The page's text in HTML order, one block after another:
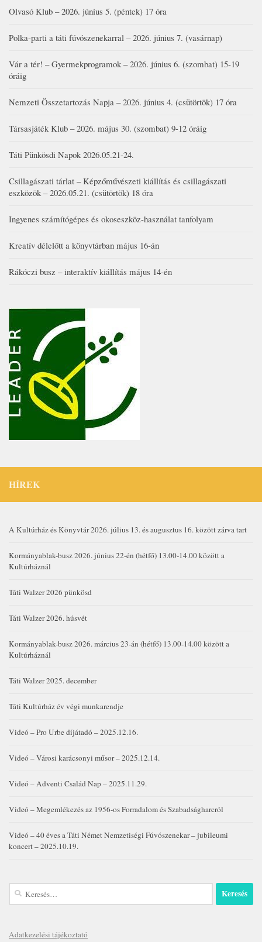
Olvasó Klub – 2026. június 5. (péntek) 17 óra
Polka-parti a táti fúvószenekarral – 2026. június 7. (vasárnap)
Vár a tér! – Gyermekprogramok – 2026. június 6. (szombat) 15-19
óráig
Nemzeti Összetartozás Napja – 2026. június 4. (csütörtök) 17 óra
Társasjáték Klub – 2026. május 30. (szombat) 9-12 óráig
Táti Pünkösdi Napok 2026.05.21-24.
Csillagászati tárlat – Képzőművészeti kiállítás és csillagászati
eszközök – 2026.05.21. (csütörtök) 18 óra
Ingyenes számítógépes és okoseszköz-használat tanfolyam
Kreatív délelőtt a könyvtárban május 16-án
Rákóczi busz – interaktív kiállítás május 14-én
HÍREK
A Kultúrház és Könyvtár 2026. július 13. és augusztus 16. között zárva tart
Kormányablak-busz 2026. június 22-én (hétfő) 13.00-14.00 között a
Kultúrháznál
Táti Walzer 2026 pünkösd
Táti Walzer 2026. húsvét
Kormányablak-busz 2026. március 23-án (hétfő) 13.00-14.00 között a
Kultúrháznál
Táti Walzer 2025. december
Táti Kultúrház év végi munkarendje
Videó – Pro Urbe díjátadó – 2025.12.16.
Videó – Városi karácsonyi műsor – 2025.12.14.
Videó – Adventi Család Nap – 2025.11.29.
Videó – Megemlékezés az 1956-os Forradalom és Szabadságharcról
Videó – 40 éves a Táti Német Nemzetiségi Fúvószenekar – jubileumi
koncert – 2025.10.19.
Keresés:
Adatkezelési tájékoztató